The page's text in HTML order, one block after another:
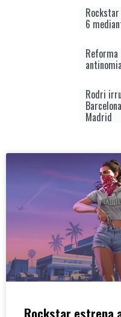
6
Rodri
Madrid
Rockstar estrena